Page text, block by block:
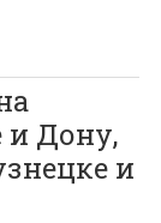
Дону,
и